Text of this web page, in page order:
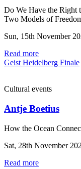
Do We Have the Right
Two Models of
Sun, 15th November
Read more
Geist Heidelberg Finale
Cultural events
Antje Boetius
How the Ocean
Sat, 28th November
Read more